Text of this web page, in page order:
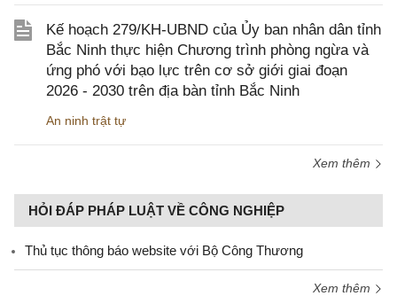
Kế hoạch 279/KH-UBND của Ủy ban nhân dân tỉnh
Bắc Ninh thực hiện Chương trình phòng ngừa và
ứng phó với bạo lực trên cơ sở giới giai đoạn
2026 - 2030 trên địa bàn tỉnh Bắc Ninh
An ninh trật tự
Xem thêm
HỎI ĐÁP PHÁP LUẬT VỀ CÔNG NGHIỆP
Thủ tục thông báo website với Bộ Công Thương
Xem thêm